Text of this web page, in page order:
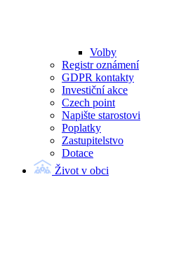
Volby
Registr oznámení
GDPR kontakty
Investiční akce
Czech point
Napište starostovi
Poplatky
Zastupitelstvo
Dotace
Život v obci